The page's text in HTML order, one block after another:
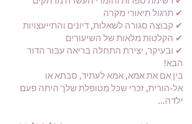
✔ תרגול תיאורי מקרה
✔ קבוצה סגורה לשאלות, דיונים והתייעצויות
✔ הקלטות מלאות של השיעורים
✔ ובעיקר, יצירת התחלה בריאה עבור הדור
הבא!
בין אם את אמא, אמא לעתיד, סבתא או
אל-הורית, זכרי שכל מטופלת שלך היתה פעם
ילדה...